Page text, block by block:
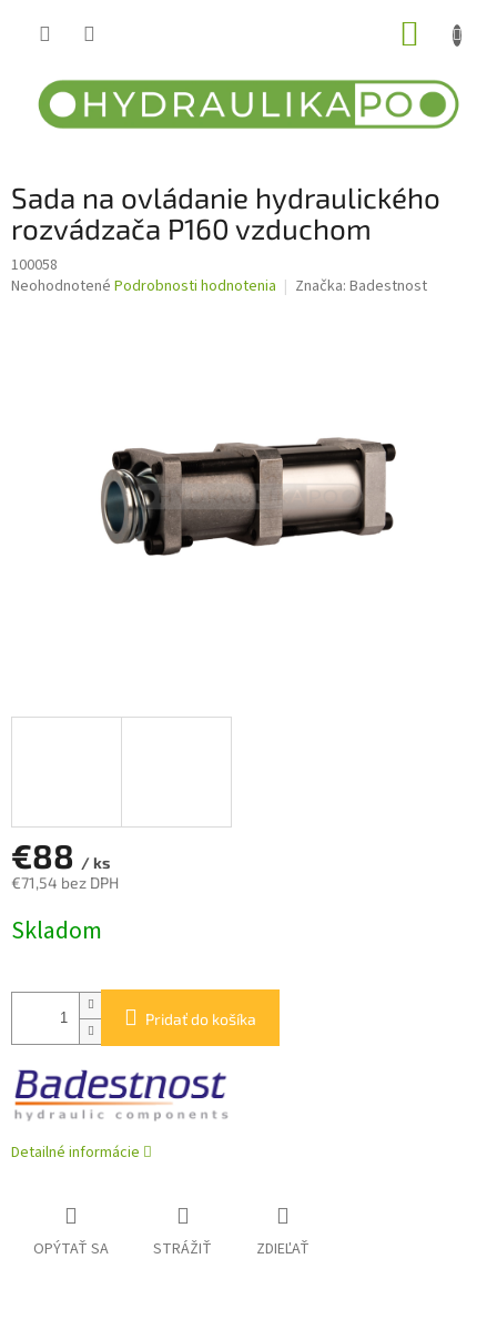
Sada na ovládanie hydraulického
rozvádzača P160 vzduchom
100058
Priemerné
Neohodnotené Podrobnosti hodnotenia Značka: Badestnost
€88 / ks
€71,54 bez DPH
cena:
Skladom
Pridať do košíka
Detailné informácie
OPÝTAŤ SA STRÁŽIŤ ZDIEĽAŤ